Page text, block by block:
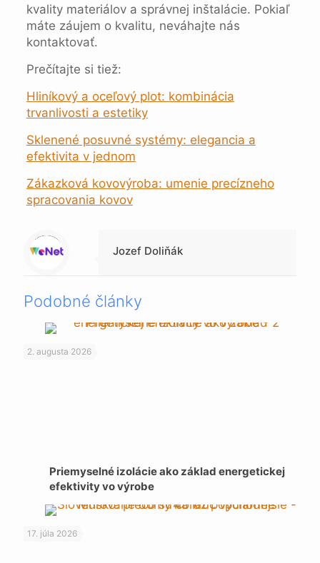
kvality materiálov a správnej inštalácie. Pokiaľ
máte záujem o kvalitu, neváhajte nás
kontaktovať.
Prečítajte si tiež:
Hliníkový a oceľový plot: kombinácia
trvanlivosti a estetiky
Sklenené posuvné systémy: elegancia a
efektivita v jednom
Zákazková kovovýroba: umenie precízneho
spracovania kovov
Warning
: Trying to access array offset on null in
/data/1/4/149a9a91-3acc-4306-8eec-62104a76cbc2/skica.online/web/wp-content/themes/betheme-child/includes/content-single.php
on line
286
Jozef Doliňák
Podobné články
2. augusta 2026
Priemyselné izolácie ako základ energetickej
efektivity vo výrobe
17. júla 2026